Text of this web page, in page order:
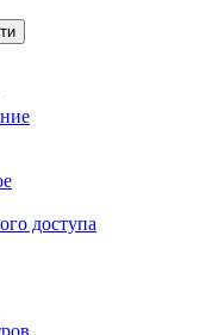
доступа